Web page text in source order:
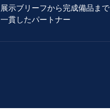
展示ブリーフから完成備品まで
一貫したパートナー